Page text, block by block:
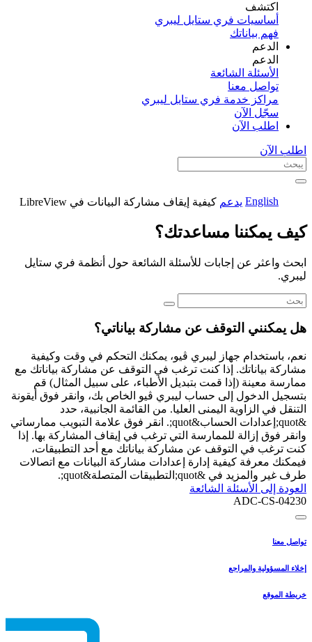
اكتشف​
أساسيات فري ستايل ليبري
فهم بياناتك
الدعم
الدعم
الأسئلة الشائعة
تواصل معنا
مراكز خدمة فري ستايل ليبري
سجّل الآن​
اطلب الآن
اطلب الآن
English يدعم كيفية إيقاف مشاركة البيانات في LibreView
كيف يمكننا مساعدتك؟
ابحث واعثر عن إجابات للأسئلة الشائعة حول أنظمة فري ستايل
ليبري.
هل يمكنني التوقف عن مشاركة بياناتي؟
نعم، باستخدام جهاز ليبري ڤيو، يمكنك التحكم في وقت وكيفية
مشاركة بياناتك. إذا كنت ترغب في التوقف عن مشاركة بياناتك مع
ممارسة معينة (إذا قمت بتبديل الأطباء، على سبيل المثال) قم
بتسجيل الدخول إلى حساب ليبري ڤيو الخاص بك، وانقر فوق أيقونة
التنقل في الزاوية اليمنى العليا. من القائمة الجانبية، حدد
&quot;إعدادات الحساب&quot;. انقر فوق علامة التبويب ممارساتي
وانقر فوق إزالة للممارسة التي ترغب في إيقاف المشاركة بها. إذا
كنت ترغب في التوقف عن مشاركة بياناتك مع أحد التطبيقات،
فيمكنك معرفة كيفية إدارة إعدادات مشاركة البيانات مع اتصالات
طرف غير والمزيد في &quot;التطبيقات المتصلة&quot;.
العودة إلى الأسئلة الشائعة
ADC-CS-04230
تواصل معنا
إخلاء المسؤولية والمراجع
خريطة الموقع